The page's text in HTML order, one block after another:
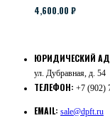
4,600.00 ₽
ЮРИДИЧЕСКИЙ
ул. Дубравная, д. 54
ТЕЛЕФОН: +7 (902)
EMAIL: sale@dpft.ru